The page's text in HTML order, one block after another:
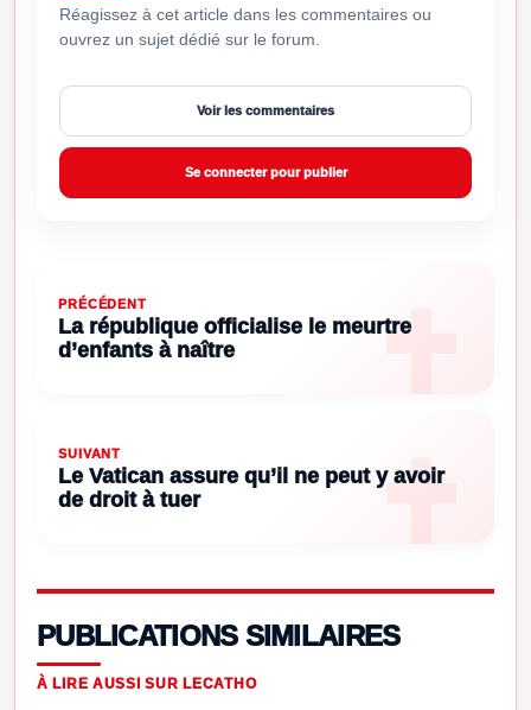
Réagissez à cet article dans les commentaires ou
ouvrez un sujet dédié sur le forum.
Voir les commentaires
Se connecter pour publier
PRÉCÉDENT
La république officialise le meurtre
d’enfants à naître
SUIVANT
Le Vatican assure qu’il ne peut y avoir
de droit à tuer
PUBLICATIONS SIMILAIRES
À LIRE AUSSI SUR LECATHO